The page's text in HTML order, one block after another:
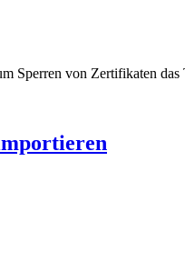
Sperren von Zertifikaten